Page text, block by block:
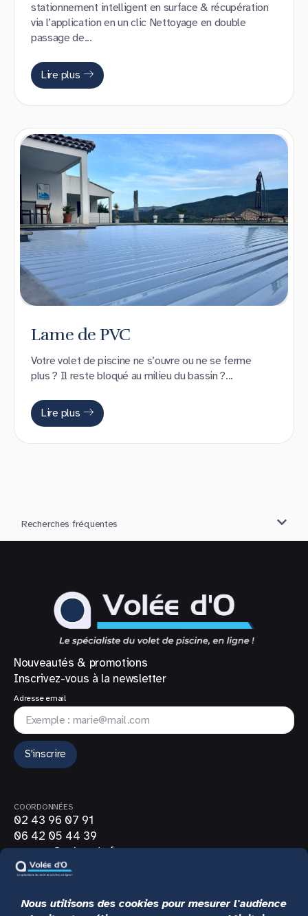
stationnement intelligent en surface & récupération
via l’application en un clic Nettoyage en double
passage de...
Lire plus
Lame de PVC
Votre volet de piscine ne s’ouvre ou ne se ferme
plus ? Il reste bloqué au milieu du bassin ?...
Lire plus
Recherches fréquentes
Nouveautés & promotions
Inscrivez-vous à la newsletter
Adresse email
S'inscrire
COORDONNÉES
02 43 96 07 91
06 42 05 44 39
contact@volee-do.fr
SUIVEZ-NOUS
LIENS UTILES
CGV